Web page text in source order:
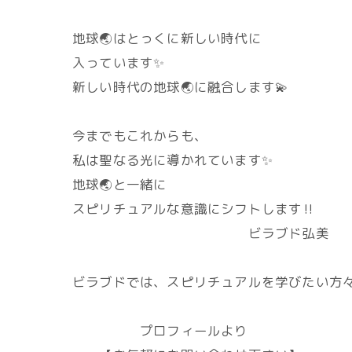
地球🌏️はとっくに新しい時代に
入っています✨
新しい時代の地球🌏️に融合します💫
今までもこれからも、
私は聖なる光に導かれています✨
地球🌏️と一緒に
スピリチュアルな意識にシフトします‼️
ビラブド弘美
ビラブドでは、スピリチュアルを学びたい方
プロフィールより